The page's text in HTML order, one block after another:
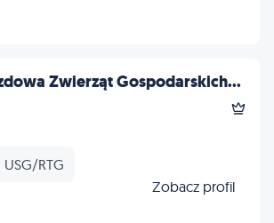
Zwierząt Gospodarskich...
USG/RTG
Zobacz profil